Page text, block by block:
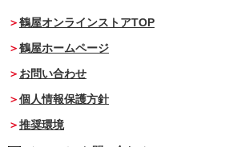
鶴屋オンラインストアTOP
鶴屋ホームページ
お問い合わせ
個人情報保護方針
推奨環境